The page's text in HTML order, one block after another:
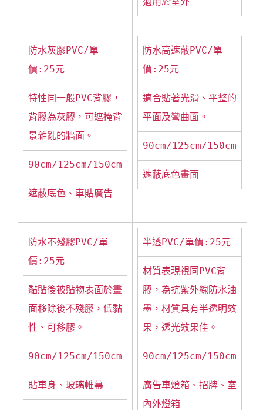
防水灰膠PVC/單
價:25元
特性同一般PVC背膠，
背膠為灰膠，可遮掩背
景雜亂的牆面。
90cm/125cm/150cm
遮蔽底色、車貼廣告
防水高遮蔽PVC/單
價:25元
適合貼著光滑、平整的
平面及彎曲面。
90cm/125cm/150cm
遮蔽底色畫面
防水不殘膠PVC/單
價:25元
黏貼後被貼物表面於畫
面移除後不殘膠，低黏
性、可移膠。
90cm/125cm/150cm
貼車身、玻璃帷幕
半透PVC/單價:25元
材質表現視同PVC背
膠，為抗紫外線防水油
墨，材質具有半透明效
果，透光效果佳。
90cm/125cm/150cm
廣告車燈箱、招牌、室
內外燈箱